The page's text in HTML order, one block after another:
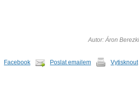
Autor: Áron
Facebook Poslat emailem Vytisknout